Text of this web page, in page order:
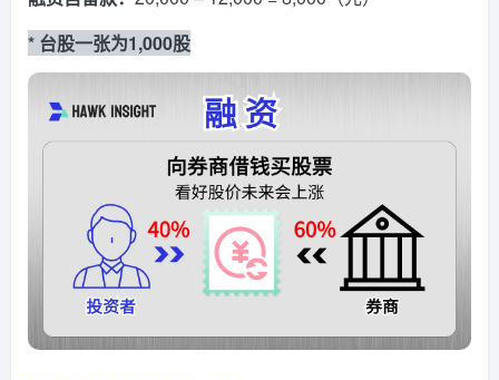
* 台股一张为1,000股